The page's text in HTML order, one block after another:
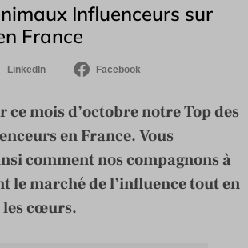
Influenceurs sur
France
LinkedIn Facebook
ce mois d’octobre notre Top des
en France. Vous
comment nos compagnons à
le marché de l’influence tout en
cœurs.